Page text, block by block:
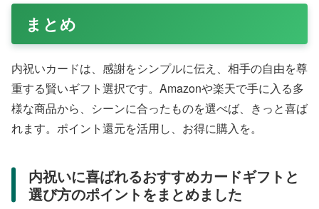
まとめ
内祝いカードは、感謝をシンプルに伝え、相手の自由を尊
重する賢いギフト選択です。Amazonや楽天で手に入る多
様な商品から、シーンに合ったものを選べば、きっと喜ば
れます。ポイント還元を活用し、お得に購入を。
内祝いに喜ばれるおすすめカードギフトと
選び方のポイントをまとめました